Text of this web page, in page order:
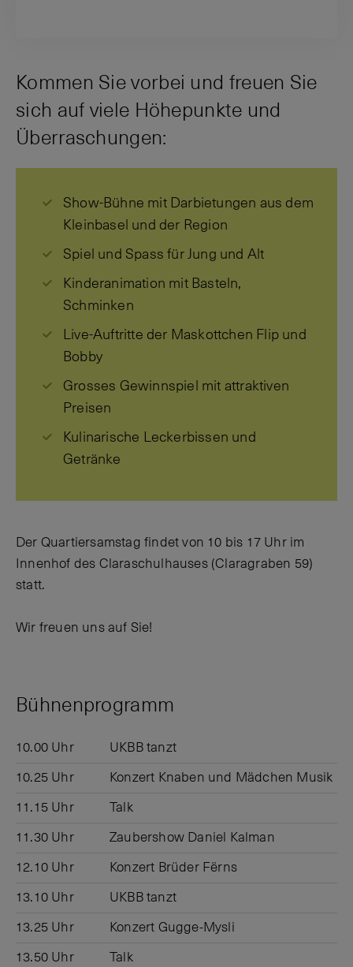
Kommen Sie vorbei und freuen Sie
sich auf viele Höhepunkte und
Überraschungen:
Show-Bühne mit Darbietungen aus dem
Kleinbasel und der Region
Spiel und Spass für Jung und Alt
Kinderanimation mit Basteln,
Schminken
Live-Auftritte der Maskottchen Flip und
Bobby
Grosses Gewinnspiel mit attraktiven
Preisen
Kulinarische Leckerbissen und
Getränke
Der Quartiersamstag findet von 10 bis 17 Uhr im
Innenhof des Claraschulhauses (Claragraben 59)
statt.
Wir freuen uns auf Sie!
Bühnenprogramm
10.00 Uhr
UKBB tanzt
10.25 Uhr
Konzert Knaben und Mädchen Musik
11.15 Uhr
Talk
11.30 Uhr
Zaubershow Daniel Kalman
12.10 Uhr
Konzert Brüder Fërns
13.10 Uhr
UKBB tanzt
13.25 Uhr
Konzert Gugge-Mysli
13.50 Uhr
Talk